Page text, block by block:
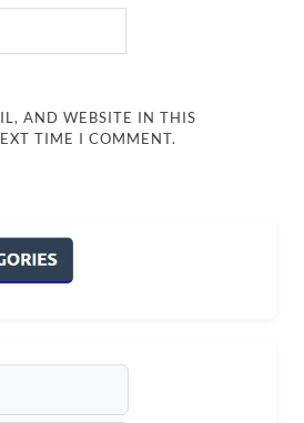
AND WEBSITE IN THIS
TIME I COMMENT.